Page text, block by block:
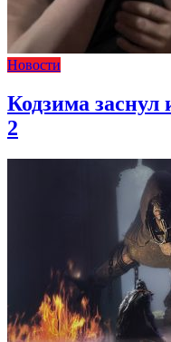
Новости
Кодзима заснул
2